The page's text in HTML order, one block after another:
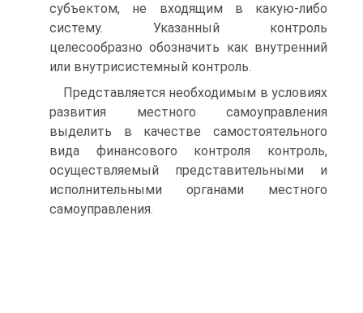
субъектом, не входящим в какую-либо
систему. Указанный контроль
целесообразно обозначить как внутренний
или внутрисистемный контроль.
Представляется необходимым в условиях
развития местного самоуправления
выделить в качестве самостоятельного
вида финансового контроля контроль,
осуществляемый представительными и
исполни­тельными органами местного
самоуправления.